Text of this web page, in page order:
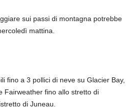
sui passi di montagna potrebbe
mattina.
fino a 3 pollici di neve su Glacier Bay,
Fairweather fino allo stretto di
di Juneau.